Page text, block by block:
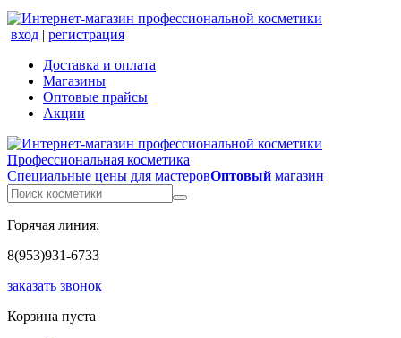
вход | регистрация
Доставка и оплата
Магазины
Оптовые прайсы
Акции
Профессиональная косметика
Специальные цены для мастеровОптовый магазин
Горячая линия:
8(953)931-6733
заказать звонок
Корзина пуста